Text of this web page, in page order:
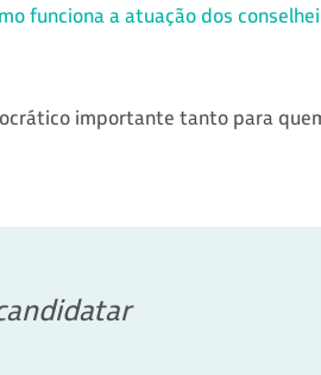
funciona a atuação dos
importante tanto para